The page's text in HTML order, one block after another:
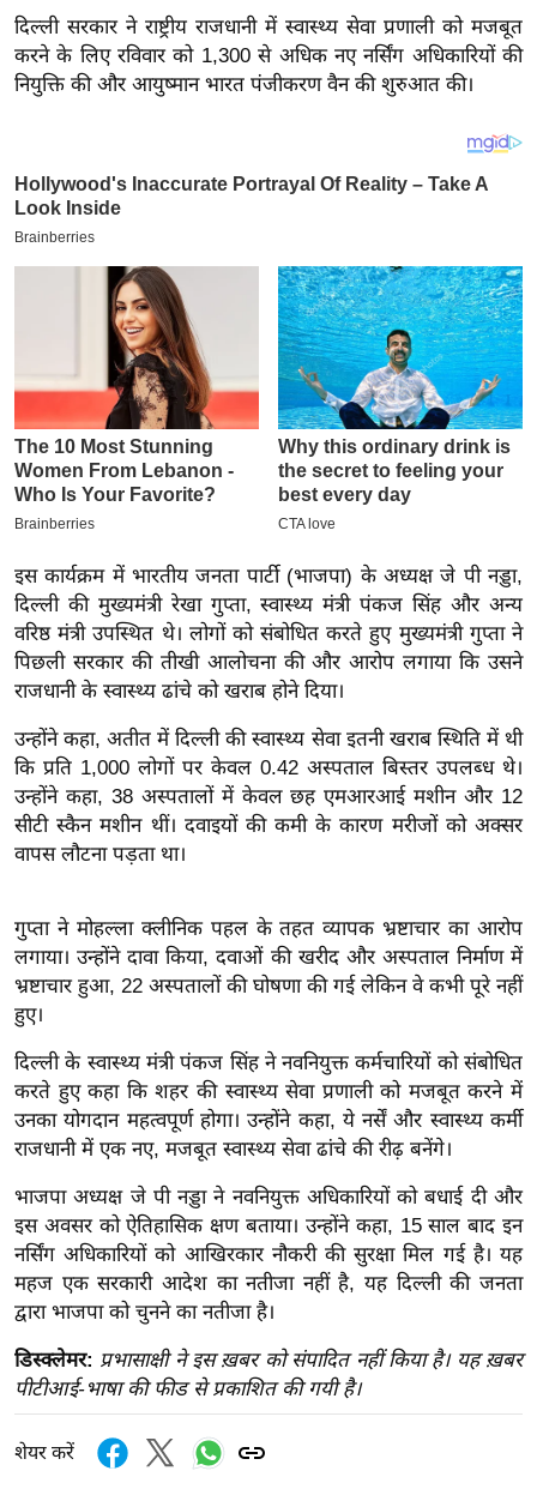
ग
त
ष
ज्ञ
रा
य
ल
क्रि
के
ट
I
P
L
2
0
2
6
क्रा
इ
म
-
पे
प
र
मि
सा
ल
मि
सा
ल
श
ख्सि
य
त
यं
दिल्ली सरकार ने राष्ट्रीय राजधानी में स्वास्थ्य सेवा प्रणाली को मजबूत
करने के लिए रविवार को 1,300 से अधिक नए नर्सिंग अधिकारियों की
नियुक्ति की और आयुष्मान भारत पंजीकरण वैन की शुरुआत की।
इस कार्यक्रम में भारतीय जनता पार्टी (भाजपा) के अध्यक्ष जे पी नड्डा,
दिल्ली की मुख्यमंत्री रेखा गुप्ता, स्वास्थ्य मंत्री पंकज सिंह और अन्य
वरिष्ठ मंत्री उपस्थित थे। लोगों को संबोधित करते हुए मुख्यमंत्री गुप्ता ने
पिछली सरकार की तीखी आलोचना की और आरोप लगाया कि उसने
राजधानी के स्वास्थ्य ढांचे को खराब होने दिया।
उन्होंने कहा, अतीत में दिल्ली की स्वास्थ्य सेवा इतनी खराब स्थिति में थी
कि प्रति 1,000 लोगों पर केवल 0.42 अस्पताल बिस्तर उपलब्ध थे।
उन्होंने कहा, 38 अस्पतालों में केवल छह एमआरआई मशीन और 12
सीटी स्कैन मशीन थीं। दवाइयों की कमी के कारण मरीजों को अक्सर
वापस लौटना पड़ता था।
गुप्ता ने मोहल्ला क्लीनिक पहल के तहत व्यापक भ्रष्टाचार का आरोप
लगाया। उन्होंने दावा किया, दवाओं की खरीद और अस्पताल निर्माण में
भ्रष्टाचार हुआ, 22 अस्पतालों की घोषणा की गई लेकिन वे कभी पूरे नहीं
हुए।
दिल्ली के स्वास्थ्य मंत्री पंकज सिंह ने नवनियुक्त कर्मचारियों को संबोधित
करते हुए कहा कि शहर की स्वास्थ्य सेवा प्रणाली को मजबूत करने में
उनका योगदान महत्वपूर्ण होगा। उन्होंने कहा, ये नर्सें और स्वास्थ्य कर्मी
राजधानी में एक नए, मजबूत स्वास्थ्य सेवा ढांचे की रीढ़ बनेंगे।
भाजपा अध्यक्ष जे पी नड्डा ने नवनियुक्त अधिकारियों को बधाई दी और
इस अवसर को ऐतिहासिक क्षण बताया। उन्होंने कहा, 15 साल बाद इन
नर्सिंग अधिकारियों को आखिरकार नौकरी की सुरक्षा मिल गई है। यह
महज एक सरकारी आदेश का नतीजा नहीं है, यह दिल्ली की जनता
द्वारा भाजपा को चुनने का नतीजा है।
डिस्क्लेमर: प्रभासाक्षी ने इस ख़बर को संपादित नहीं किया है। यह ख़बर
पीटीआई-भाषा की फीड से प्रकाशित की गयी है।
शेयर करें